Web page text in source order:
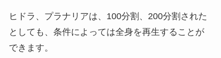
ヒドラ、プラナリアは、100分割、200分割された
としても、条件によっては全身を再生することが
できます。